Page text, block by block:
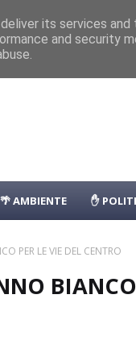
il programma
🌴 AMBIENTE ✋
PER LE VIE DEL CENTRO
BIANCO
its services
and security